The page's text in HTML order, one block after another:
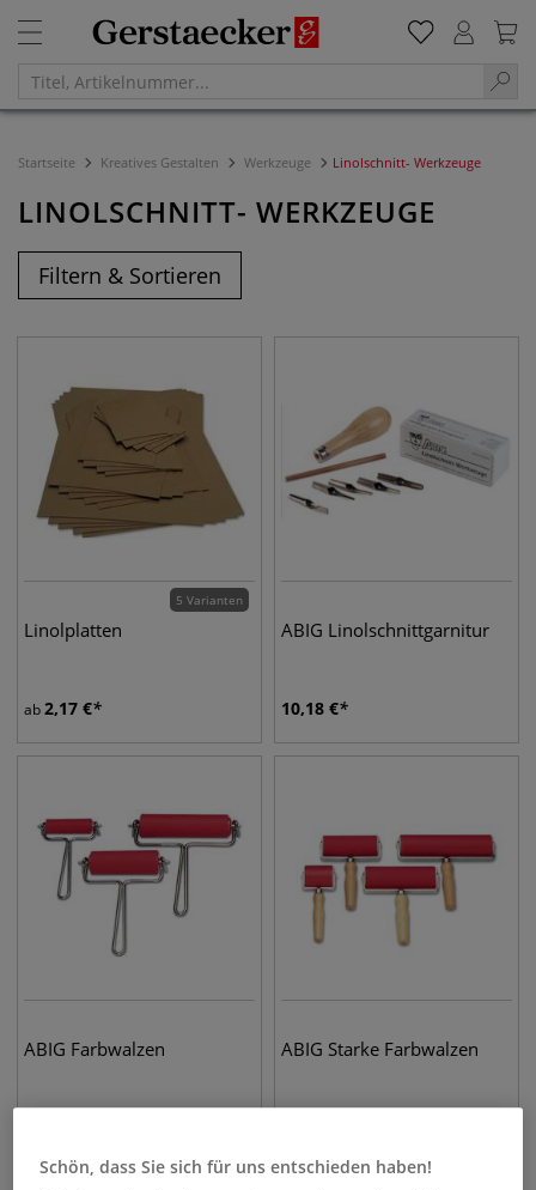
Startseite Kreatives Gestalten Werkzeuge Linolschnitt- Werkzeuge
LINOLSCHNITT- WERKZEUGE
Filtern & Sortieren
5 Varianten
Linolplatten
ab2,17 €
ABIG Linolschnittgarnitur
10,18 €
ABIG Farbwalzen ABIG Starke Farbwalzen
Schön, dass Sie sich für uns entschieden haben!